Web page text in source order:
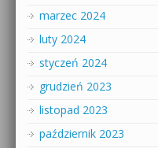
marzec 2024
luty 2024
styczeń 2024
grudzień 2023
listopad 2023
październik 2023